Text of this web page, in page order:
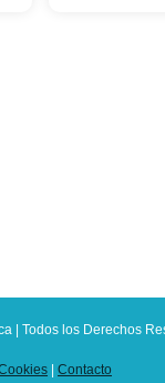
| Todos los Derechos
Contacto